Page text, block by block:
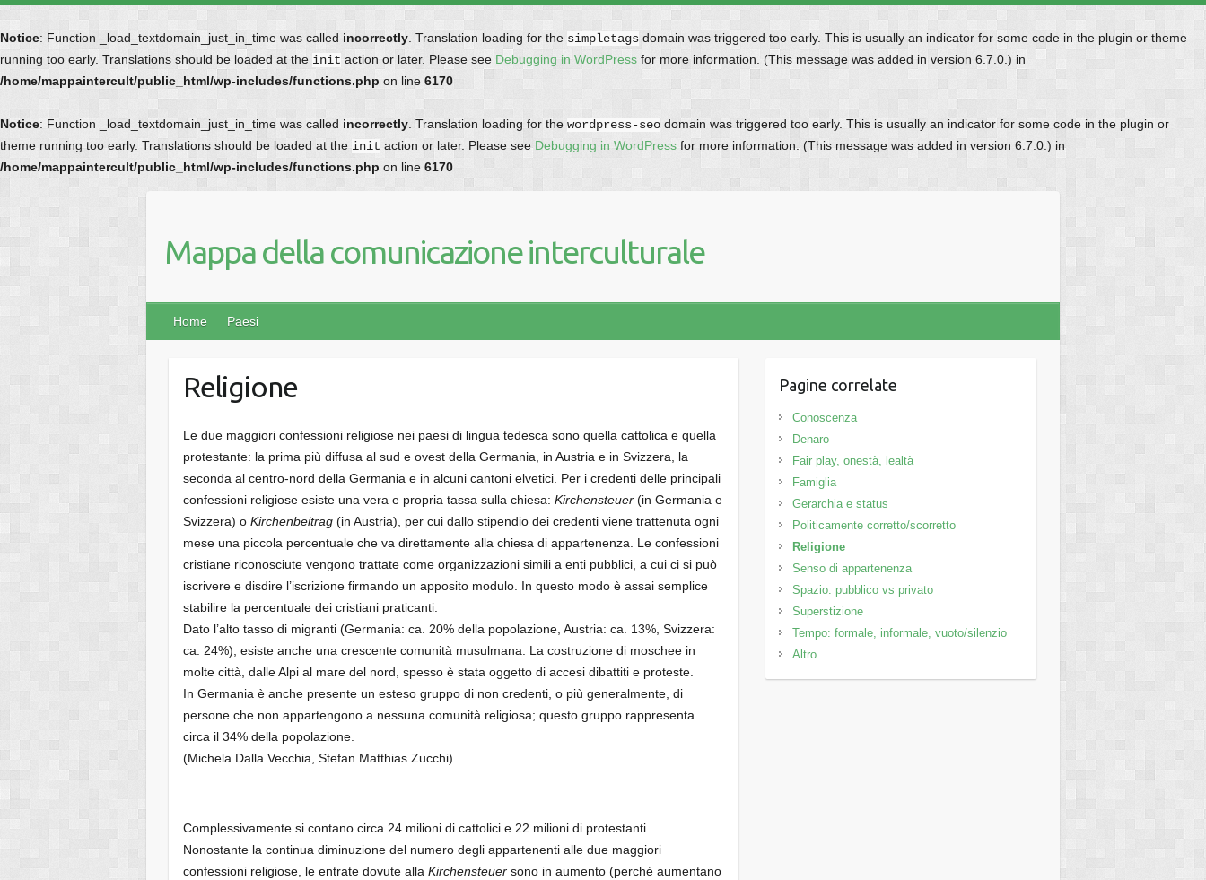
Notice: Function _load_textdomain_just_in_time was called incorrectly . Translation loading for the simpletags domain was triggered too early. This is usually an indicator for some code in the plugin or theme
running too early. Translations should be loaded at the init action or later. Please see Debugging in WordPress for more information. (This message was added in version 6.7.0.) in
/home/mappaintercult/public_html/wp-includes/functions.php on line 6170
Notice: Function _load_textdomain_just_in_time was called incorrectly . Translation loading for the wordpress-seo domain was triggered too early. This is usually an indicator for some code in the plugin or
theme running too early. Translations should be loaded at the init action or later. Please seeDebugging in WordPress for more information. (This message was added in version 6.7.0.) in
/home/mappaintercult/public_html/wp-includes/functions.php on line 6170
Mappa della comunicazione interculturale
Home Paesi
Religione
Le due maggiori confessioni religiose nei paesi di lingua tedesca sono quella cattolica e quella
protestante: la prima più diffusa al sud e ovest della Germania, in Austria e in Svizzera, la
seconda al centro-nord della Germania e in alcuni cantoni elvetici. Per i credenti delle principali
confessioni religiose esiste una vera e propria tassa sulla chiesa:Kirchensteuer (in Germania e
Svizzera) oKirchenbeitrag (in Austria), per cui dallo stipendio dei credenti viene trattenuta ogni
mese una piccola percentuale che va direttamente alla chiesa di appartenenza. Le confessioni
cristiane riconosciute vengono trattate come organizzazioni simili a enti pubblici, a cui ci si può
iscrivere e disdire l’iscrizione firmando un apposito modulo. In questo modo è assai semplice
stabilire la percentuale dei cristiani praticanti.
Dato l’alto tasso di migranti (Germania: ca. 20% della popolazione, Austria: ca. 13%, Svizzera:
ca. 24%), esiste anche una crescente comunità musulmana. La costruzione di moschee in
molte città, dalle Alpi al mare del nord, spesso è stata oggetto di accesi dibattiti e proteste.
In Germania è anche presente un esteso gruppo di non credenti, o più generalmente, di
persone che non appartengono a nessuna comunità religiosa; questo gruppo rappresenta
circa il 34% della popolazione.
(Michela Dalla Vecchia, Stefan Matthias Zucchi)
Complessivamente si contano circa 24 milioni di cattolici e 22 milioni di protestanti.
Nonostante la continua diminuzione del numero degli appartenenti alle due maggiori
confessioni religiose, le entrate dovute allaKirchensteuer sono in aumento (perché aumentano
Pagine correlate
Conoscenza
Denaro
Fair play, onestà, lealtà
Famiglia
Gerarchia e status
Politicamente corretto/scorretto
Religione
Senso di appartenenza
Spazio: pubblico vs privato
Superstizione
Tempo: formale, informale, vuoto/silenzio
Altro